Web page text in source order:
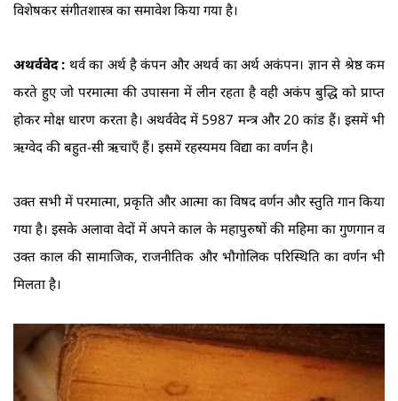
विशेषकर संगीतशास्त्र का समावेश किया गया है।
अथर्ववेद : थर्व का अर्थ है कंपन और अथर्व का अर्थ अकंपन। ज्ञान से श्रेष्ठ कम
करते हुए जो परमात्मा की उपासना में लीन रहता है वही अकंप बुद्धि को प्राप्त
होकर मोक्ष धारण करता है। अथर्ववेद में 5987 मन्त्र और 20 कांड हैं। इसमें भी
ऋग्वेद की बहुत-सी ऋचाएँ हैं। इसमें रहस्यमय विद्या का वर्णन है।
उक्त सभी में परमात्मा, प्रकृति और आत्मा का विषद वर्णन और स्तुति गान किया
गया है। इसके अलावा वेदों में अपने काल के महापुरुषों की महिमा का गुणगान व
उक्त काल की सामाजिक, राजनीतिक और भौगोलिक परिस्थिति का वर्णन भी
मिलता है।